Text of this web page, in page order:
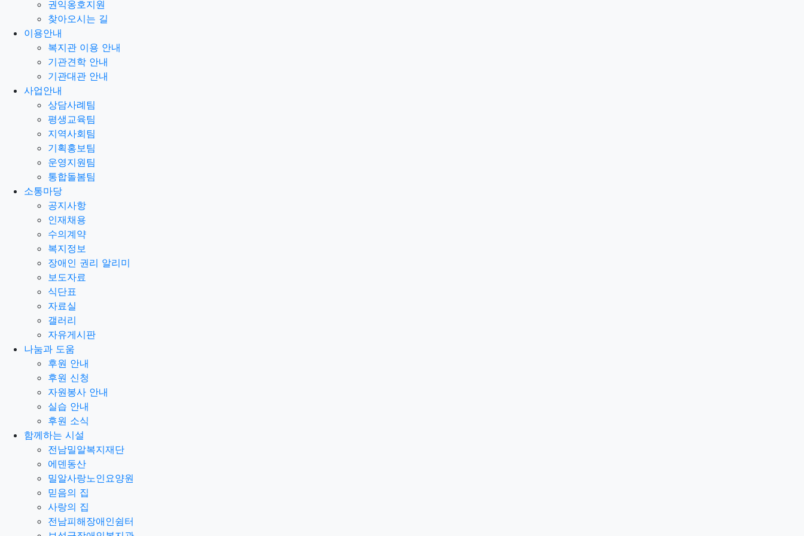
권익옹호지원
찾아오시는 길
이용안내
복지관 이용 안내
기관견학 안내
기관대관 안내
사업안내
상담사례팀
평생교육팀
지역사회팀
기획홍보팀
운영지원팀
통합돌봄팀
소통마당
공지사항
인재채용
수의계약
복지정보
장애인 권리 알리미
보도자료
식단표
자료실
갤러리
자유게시판
나눔과 도움
후원 안내
후원 신청
자원봉사 안내
실습 안내
후원 소식
함께하는 시설
전남밀알복지재단
에덴동산
밀알사랑노인요양원
믿음의 집
사랑의 집
전남피해장애인쉼터